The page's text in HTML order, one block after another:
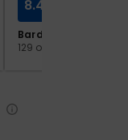
Bardzo dobry
129 opinii
8.4